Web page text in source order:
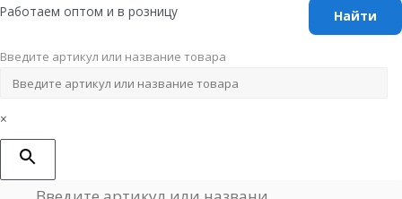
Перейти
содержимому
Работаем оптом и в розницу
Введите артикул или название товара
×